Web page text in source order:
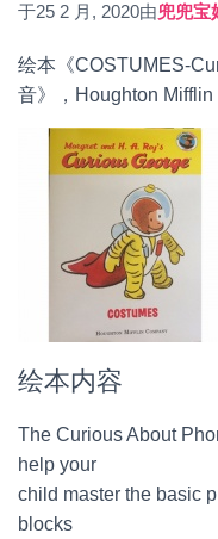
于25 2 月, 2020由兜兜宝
绘本《COSTUMES-
音》，Houghton
绘本内容
The Curious About
help your
child master the basic
blocks